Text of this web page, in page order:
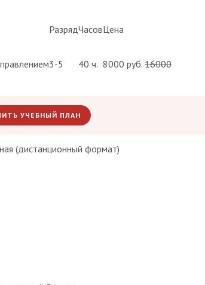
РазрядЧасовЦена
3-5 40 ч. 8000 руб. 16000
УЧЕБНЫЙ ПЛАН
(дистанционный формат)